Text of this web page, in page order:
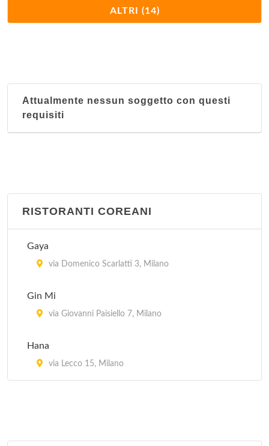
Dawali Lebanese Restaurant
via Corrado II il Salico 10, Milano
Il Moro 1
ALTRI (14)
Attualmente nessun soggetto con questi
requisiti
RISTORANTI COREANI
Gaya
via Domenico Scarlatti 3, Milano
Gin Mi
via Giovanni Paisiello 7, Milano
Hana
via Lecco 15, Milano